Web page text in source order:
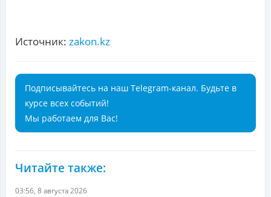
Источник: zakon.kz
Подписывайтесь на наш Telegram-канал. Будьте в
курсе всех событий!
Мы работаем для Вас!
Читайте также:
03:56, 8 августа 2026